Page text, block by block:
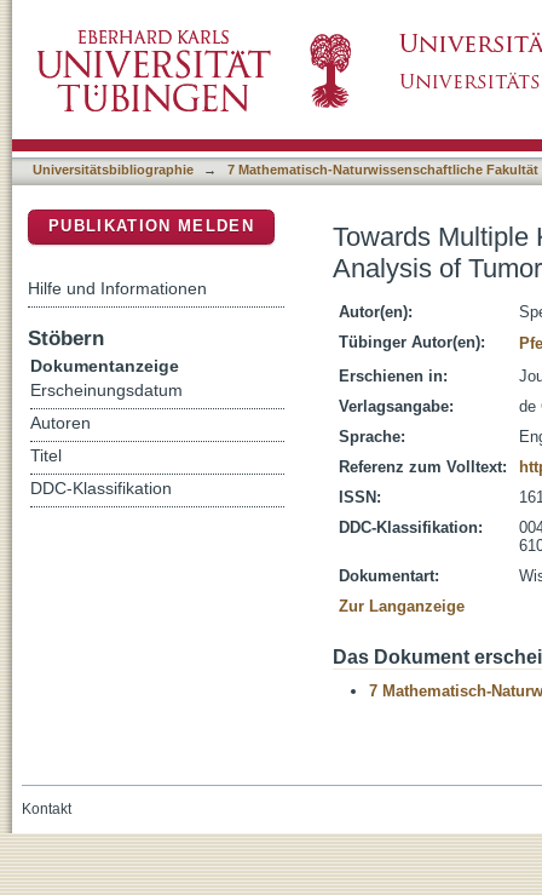
Universitätsbibliographie → 7 Mathematisch-Naturwissenschaftliche Fakultät
Towards Multiple
Analysis of
Autor(en):
Tübinger Autor(en):
Erschienen in:
Verlagsangabe:
de
Sprache:
Referenz zum Volltext:
ISSN:
DDC-Klassifikation:
Dokumentart:
Zur Langanzeige
Das Dokument
7 Mathematisch-
PUBLIKATION MELDEN
Hilfe und Informationen
Stöbern
Dokumentanzeige
Erscheinungsdatum
Autoren
Titel
DDC-Klassifikation
Kontakt